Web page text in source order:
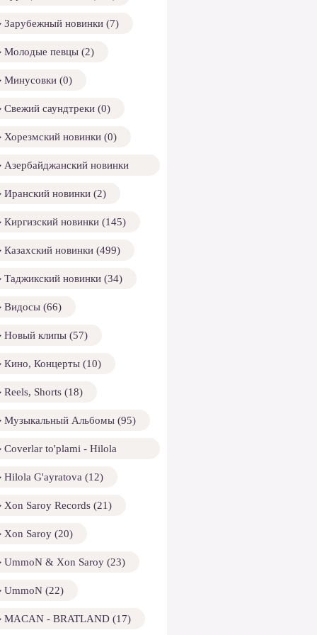
Зарубежный новинки (7)
Молодые певцы (2)
Минусовки (0)
Свежий саундтреки (0)
Хорезмский новинки (0)
Азербайджанский новинки
Иранский новинки (2)
Киргизский новинки (145)
Казахский новинки (499)
Таджикский новинки (34)
Видосы (66)
Новый клипы (57)
Кино, Концерты (10)
Reels, Shorts (18)
Музыкальный Альбомы (95)
Coverlar to'plami - Hilola
Hilola G'ayratova (12)
Xon Saroy Records (21)
Xon Saroy (20)
UmmoN & Xon Saroy (23)
UmmoN (22)
MACAN - BRATLAND (17)